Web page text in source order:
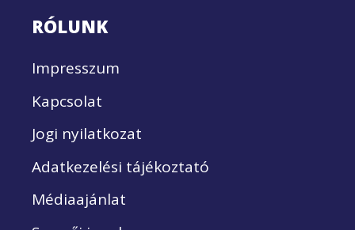
RÓLUNK
Impresszum
Kapcsolat
Jogi nyilatkozat
Adatkezelési tájékoztató
Médiaajánlat